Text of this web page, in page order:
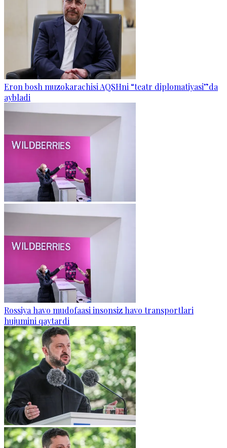
Eron bosh muzokarachisi AQSHni “teatr diplomatiyasi”da
aybladi
Rossiya havo mudofaasi insonsiz havo transportlari
hujumini qaytardi